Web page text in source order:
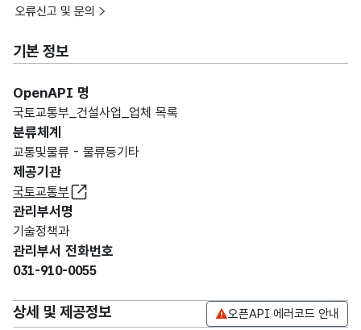
오류신고 및 문의
기본 정보
OpenAPI 명
국토교통부_건설사업_업체 목록
분류체계
교통및물류 - 물류등기타
제공기관
국토교통부
관리부서명
기술정책과
관리부서 전화번호
031-910-0055
상세 및 제공정보 오픈API 에러코드 안내